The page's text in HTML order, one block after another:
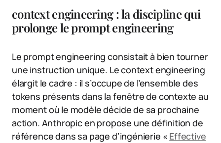
context engineering : la discipline qui
prolonge le prompt engineering
Le prompt engineering consistait à bien tourner
une instruction unique. Le context engineering
élargit le cadre : il s’occupe de l’ensemble des
tokens présents dans la fenêtre de contexte au
moment où le modèle décide de sa prochaine
action. Anthropic en propose une définition de
référence dans sa page d’ingénierie « Effective